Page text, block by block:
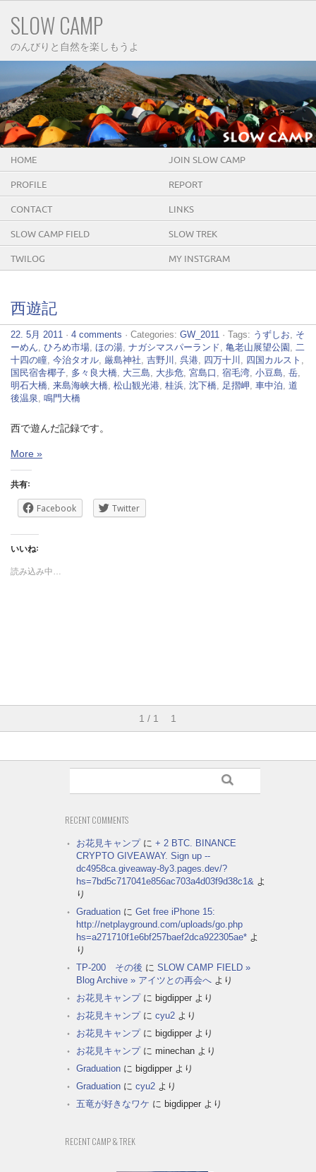
SLOW CAMP
のんびりと自然を楽しもうよ
HOME JOIN SLOW CAMP
PROFILE REPORT
CONTACT LINKS
SLOW CAMP FIELD SLOW TREK
TWILOG MY INSTGRAM
西遊記
22. 5月 2011 · 4 comments · Categories: GW_2011 · Tags: うずしお
そ
ーめん ひろめ市場 ほの湯 ナガシマスパーランド 亀老山展望公園
二
十四の瞳 今治タオル 厳島神社 吉野川 呉港 四万十川 四国カルスト
国民宿舎椰子 多々良大橋 大三島 大歩危 宮島口 宿毛湾 小豆島 岳
明石大橋 来島海峡大橋 松山観光港 桂浜 沈下橋 足摺岬 車中泊 道
後温泉 鳴門大橋
西で遊んだ記録です。
More »
共有:
Facebook Twitter
いいね:
読み込み中…
1 / 1 1
RECENT COMMENTS
お花見キャンプに + 2 BTC. BINANCE
CRYPTO GIVEAWAY. Sign up --
dc4958ca.giveaway-8y3.pages.dev/?
hs=7bd5c717041e856ac703a4d03f9d38c1& よ
り
Graduation に Get free iPhone 15:
http://netplayground.com/uploads/go.php
hs=a271710f1e6bf257baef2dca922305ae* よ
り
TP-200 その後 に SLOW CAMP FIELD »
Blog Archive » アイツとの再会へ より
お花見キャンプに bigdipper より
お花見キャンプに cyu2 より
お花見キャンプに bigdipper より
お花見キャンプに minechan より
Graduation に bigdipper より
Graduation に cyu2 より
五竜が好きなワケ に bigdipper より
RECENT CAMP & TREK